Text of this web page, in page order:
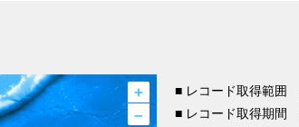
+
–
■ レコード取得範囲
■ レコード取得期間